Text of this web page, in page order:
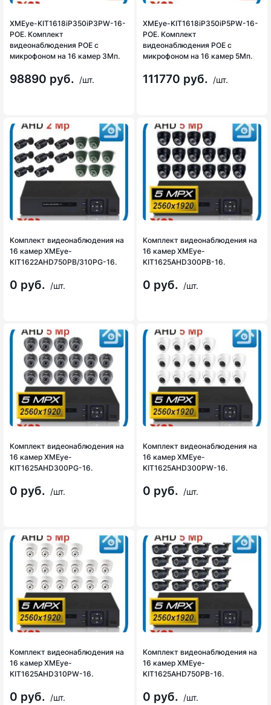
XMEye-KIT1618iP350iP3PW-16-
POE. Комплект
видеонаблюдения POE с
микрофоном на 16 камер 3Мп.
98890 руб. /шт.
XMEye-KIT1618iP350iP5PW-16-
POE. Комплект
видеонаблюдения POE с
микрофоном на 16 камер 5Мп.
111770 руб. /шт.
Комплект видеонаблюдения на
16 камер XMEye-
KIT1622AHD750PB/310PG-16.
0 руб. /шт.
Комплект видеонаблюдения на
16 камер XMEye-
KIT1625AHD300PB-16.
0 руб. /шт.
Комплект видеонаблюдения на
16 камер XMEye-
KIT1625AHD300PG-16.
0 руб. /шт.
Комплект видеонаблюдения на
16 камер XMEye-
KIT1625AHD300PW-16.
0 руб. /шт.
Комплект видеонаблюдения на
16 камер XMEye-
KIT1625AHD310PW-16.
0 руб. /шт.
Комплект видеонаблюдения на
16 камер XMEye-
KIT1625AHD750PB-16.
0 руб. /шт.